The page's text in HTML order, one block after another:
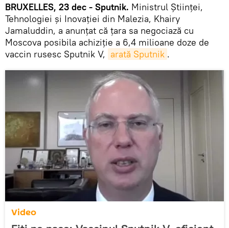
BRUXELLES, 23 dec - Sputnik. Ministrul Științei,
Tehnologiei și Inovației din Malezia, Khairy
Jamaluddin, a anunțat că țara sa negociază cu
Moscova posibila achiziție a 6,4 milioane doze de
vaccin rusesc Sputnik V, arată Sputnik .
Video